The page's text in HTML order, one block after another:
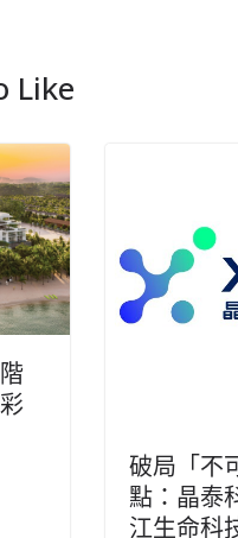
Like
破局「不
點：晶泰
江生命科